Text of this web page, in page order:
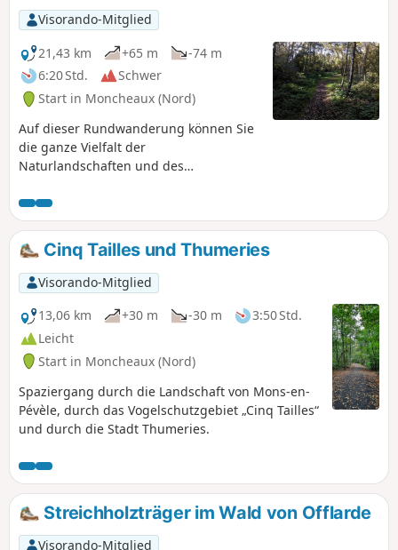
Visorando-Mitglied
21,43 km
+65 m
-74 m
6:20 Std.
Schwer
Start in Moncheaux (Nord)
Auf dieser Rundwanderung können Sie
die ganze Vielfalt der
Naturlandschaften und des
Bei dieser Wanderung an der frischen
Luft folgen Sie den „Cavaliers“, den
ehemaligen Eisenbahnschienen der
Compagnie des Mines, die zu Zeiten des
Bergbaubooms alle Gruben und Halden
der Region miteinander verbanden.
Eine Exkursion zwischen Natur und
Geschichte, die Sie sich nicht entgehen
lassen sollten!
Cinq Tailles und Thumeries
Visorando-Mitglied
13,06 km
+30 m -30 m
3:50 Std.
Leicht
Start in Moncheaux (Nord)
Spaziergang durch die Landschaft von Mons-en-
Pévèle, durch das Vogelschutzgebiet „Cinq Tailles“
und durch die Stadt Thumeries.
Streichholzträger im Wald von Offlarde
Visorando-Mitglied